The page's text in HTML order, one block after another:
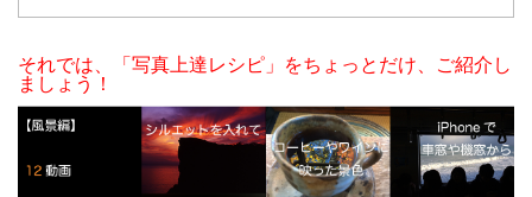
それでは、「写真上達レシピ」をちょっとだけ、ご紹介し
ましょう！